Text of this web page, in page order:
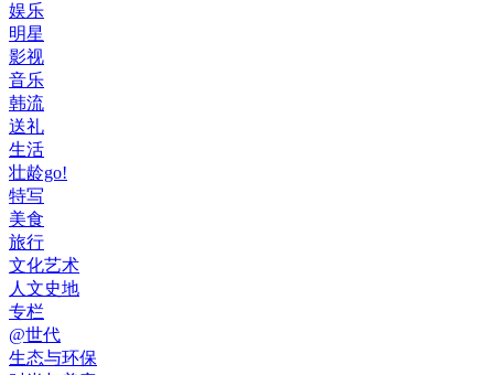
娱乐
明星
影视
音乐
韩流
送礼
生活
壮龄go!
特写
美食
旅行
文化艺术
人文史地
专栏
@世代
生态与环保